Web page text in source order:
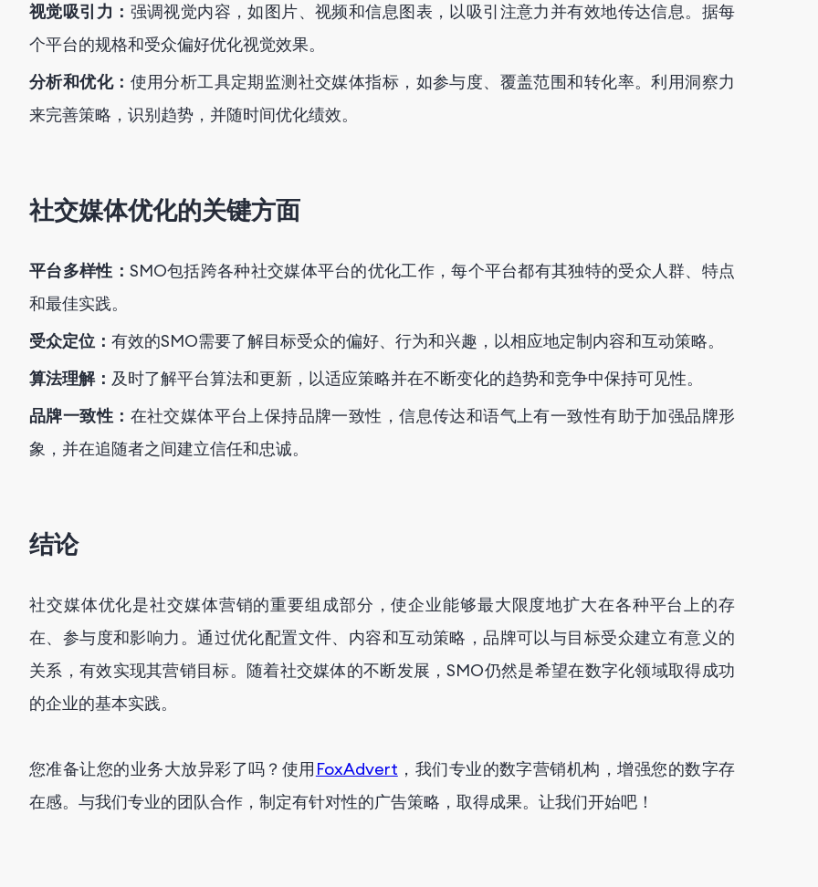
视觉吸引力： 强调视觉内容，如图片、视频和信息图表，以吸引注意力并有效地传达信息。据每
个平台的规格和受众偏好优化视觉效果。
分析和优化： 使用分析工具定期监测社交媒体指标，如参与度、覆盖范围和转化率。利用洞察力
来完善策略，识别趋势，并随时间优化绩效。
社交媒体优化的关键方面
平台多样性： SMO包括跨各种社交媒体平台的优化工作，每个平台都有其独特的受众人群、特点
和最佳实践。
受众定位： 有效的SMO需要了解目标受众的偏好、行为和兴趣，以相应地定制内容和互动策略。
算法理解： 及时了解平台算法和更新，以适应策略并在不断变化的趋势和竞争中保持可见性。
品牌一致性： 在社交媒体平台上保持品牌一致性，信息传达和语气上有一致性有助于加强品牌形
象，并在追随者之间建立信任和忠诚。
结论
社交媒体优化是社交媒体营销的重要组成部分，使企业能够最大限度地扩大在各种平台上的存
在、参与度和影响力。通过优化配置文件、内容和互动策略，品牌可以与目标受众建立有意义的
关系，有效实现其营销目标。随着社交媒体的不断发展，SMO仍然是希望在数字化领域取得成功
的企业的基本实践。
您准备让您的业务大放异彩了吗？使用 FoxAdvert ，我们专业的数字营销机构，增强您的数字存
在感。与我们专业的团队合作，制定有针对性的广告策略，取得成果。让我们开始吧！